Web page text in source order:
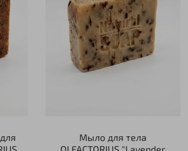
Мыло для тела
OLFACTORIUS "Lavender